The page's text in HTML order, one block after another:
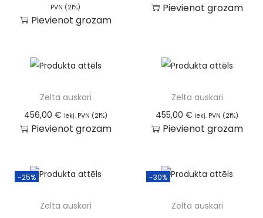
PVN (21%)
Pievienot grozam
Pievienot grozam
Zelta auskari
456,00 € iekļ. PVN (21%)
Pievienot grozam
Zelta auskari
455,00€ iekļ. PVN (21%)
Pievienot grozam
-25%
Zelta auskari
-30%
Zelta auskari